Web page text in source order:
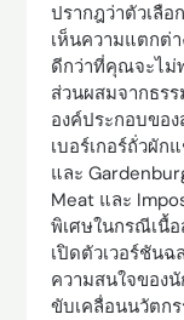
ปรากฎว่าตัวเลือ
เห็นความแตกต่
ดีกว่าที่คุณจะไม่
ส่วนผสมจากธร
องค์ประกอบขอ
เบอร์เกอร์ถั่วผัก
และ
Meat และ
พิเศษในกรณีเนื้
เปิดตัวเวอร์ชัน
ความสนใจของ
ขับเคลื่อนนวัตก